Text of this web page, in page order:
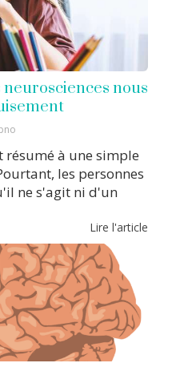
nous
résumé à une simple
les personnes
ne s'agit ni d'un
Lire l'article